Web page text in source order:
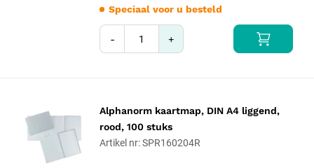
Speciaal voor u besteld
- +
Alphanorm kaartmap, DIN A4 liggend,
rood, 100 stuks
Artikel nr: SPR160204R